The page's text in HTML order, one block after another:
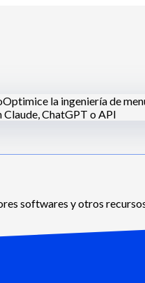
Optimice la ingeniería de
ChatGPT o API
softwares y otros